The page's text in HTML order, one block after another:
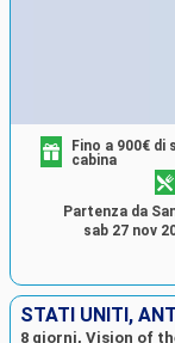
Fino a 900€ di
cabina
Partenza da
sab 27 nov
8 giorni, Vision of